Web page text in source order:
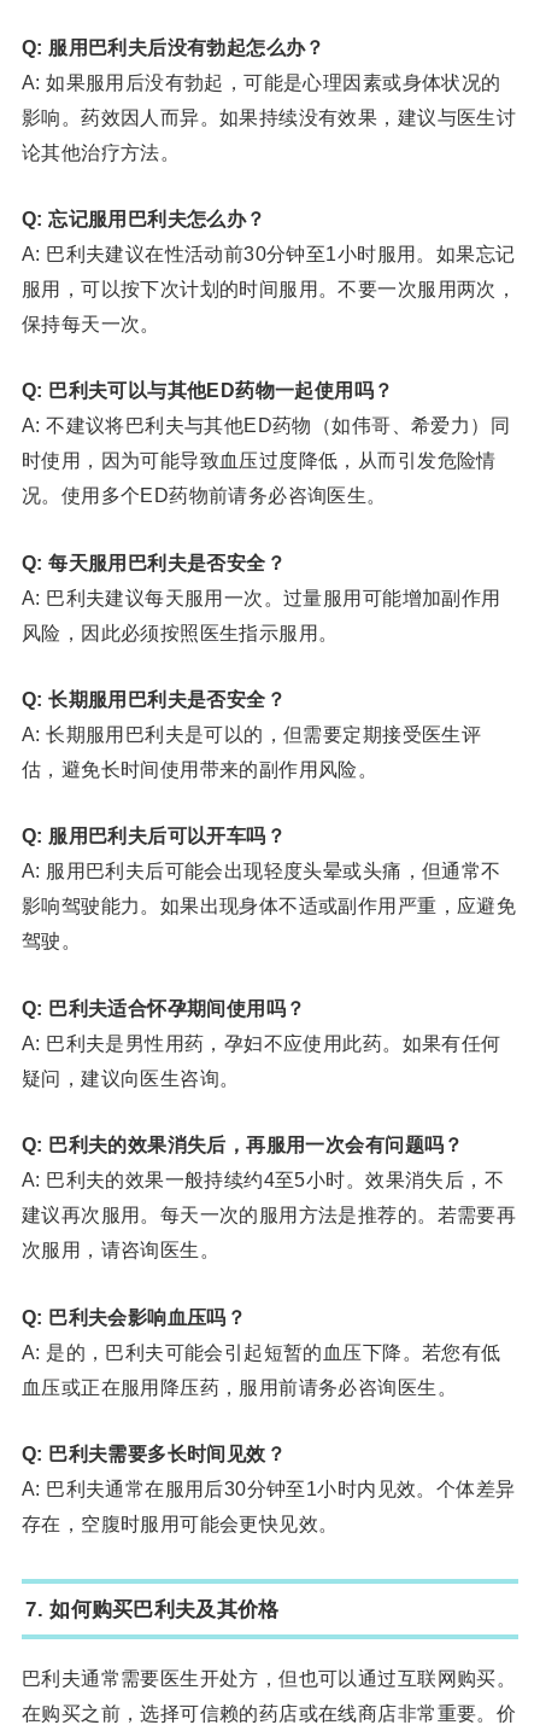
Q: 服用巴利夫后没有勃起怎么办？
A: 如果服用后没有勃起，可能是心理因素或身体状况的
影响。药效因人而异。如果持续没有效果，建议与医生讨
论其他治疗方法。
Q: 忘记服用巴利夫怎么办？
A: 巴利夫建议在性活动前30分钟至1小时服用。如果忘记
服用，可以按下次计划的时间服用。不要一次服用两次，
保持每天一次。
Q: 巴利夫可以与其他ED药物一起使用吗？
A: 不建议将巴利夫与其他ED药物（如伟哥、希爱力）同
时使用，因为可能导致血压过度降低，从而引发危险情
况。使用多个ED药物前请务必咨询医生。
Q: 每天服用巴利夫是否安全？
A: 巴利夫建议每天服用一次。过量服用可能增加副作用
风险，因此必须按照医生指示服用。
Q: 长期服用巴利夫是否安全？
A: 长期服用巴利夫是可以的，但需要定期接受医生评
估，避免长时间使用带来的副作用风险。
Q: 服用巴利夫后可以开车吗？
A: 服用巴利夫后可能会出现轻度头晕或头痛，但通常不
影响驾驶能力。如果出现身体不适或副作用严重，应避免
驾驶。
Q: 巴利夫适合怀孕期间使用吗？
A: 巴利夫是男性用药，孕妇不应使用此药。如果有任何
疑问，建议向医生咨询。
Q: 巴利夫的效果消失后，再服用一次会有问题吗？
A: 巴利夫的效果一般持续约4至5小时。效果消失后，不
建议再次服用。每天一次的服用方法是推荐的。若需要再
次服用，请咨询医生。
Q: 巴利夫会影响血压吗？
A: 是的，巴利夫可能会引起短暂的血压下降。若您有低
血压或正在服用降压药，服用前请务必咨询医生。
Q: 巴利夫需要多长时间见效？
A: 巴利夫通常在服用后30分钟至1小时内见效。个体差异
存在，空腹时服用可能会更快见效。
7. 如何购买巴利夫及其价格
巴利夫通常需要医生开处方，但也可以通过互联网购买。
在购买之前，选择可信赖的药店或在线商店非常重要。价